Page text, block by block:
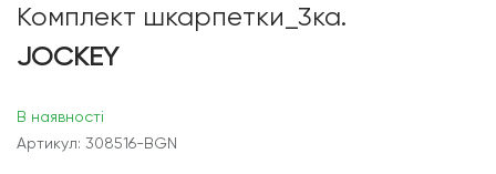
Комплект шкарпетки_3ка.
JOCKEY
В наявності
Артикул: 308516-BGN